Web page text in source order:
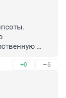
+0 –6